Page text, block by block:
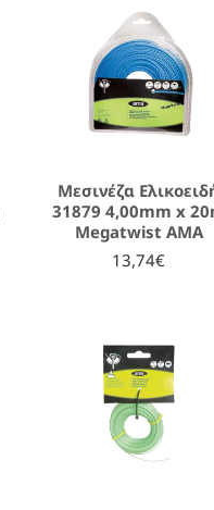
Μεσινέζα
31879 4,00mm x
Megatwist AMA
13,74€